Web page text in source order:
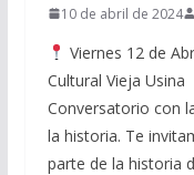
10 de abril de 2024
Viernes 12 de
Cultural Vieja Usina
Conversatorio con
la historia. Te
parte de la historia